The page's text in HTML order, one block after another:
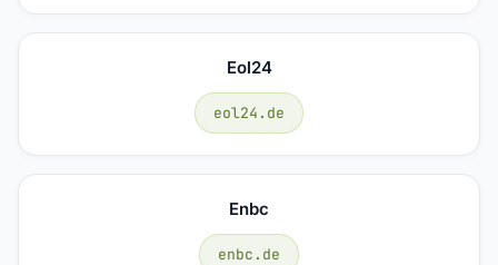
Eol24
eol24.de
Enbc
enbc.de